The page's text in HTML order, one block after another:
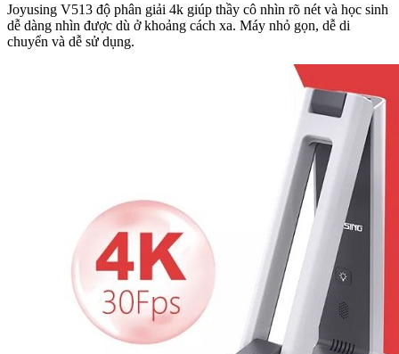
Joyusing V513 độ phân giải 4k giúp thầy cô nhìn rõ nét và học sinh
dễ dàng nhìn được dù ở khoảng cách xa. Máy nhỏ gọn, dễ di
chuyển và dễ sử dụng.